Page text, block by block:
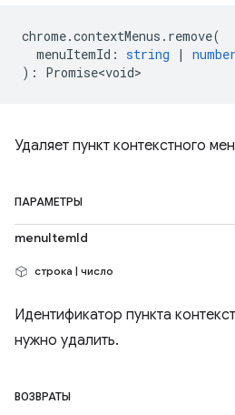
chrome.contextMenus . remove(
menuItemId : string | number
) : Promise<void>
Удаляет пункт контекстного
ПАРАМЕТРЫ
menuItemId
строка | число
Идентификатор пункта
нужно удалить.
ВОЗВРАТЫ